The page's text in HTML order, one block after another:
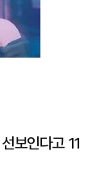
보인다고 11